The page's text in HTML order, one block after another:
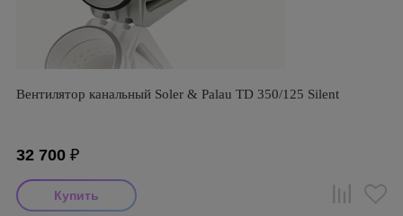
Вентилятор канальный Soler & Palau TD 350/125 Silent
32 700 ₽